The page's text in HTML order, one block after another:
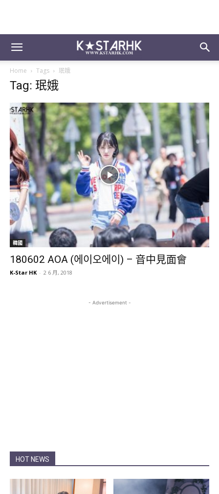
Home Tags 珉娥
Tag: 珉娥
韓國
180602 AOA (에이오에이) – 音中見面會
K-Star HK - 2 6 月, 2018
- Advertisement -
HOT NEWS